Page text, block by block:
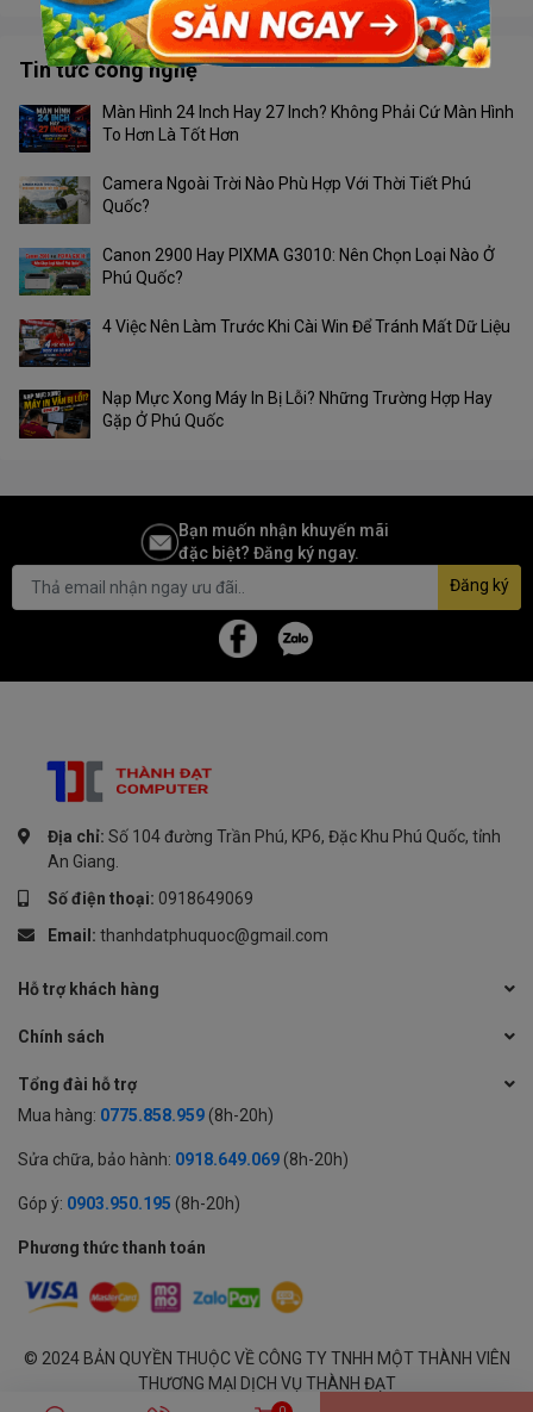
Tin tức công nghệ
Màn Hình 24 Inch Hay 27 Inch? Không Phải Cứ Màn Hình
To Hơn Là Tốt Hơn
Camera Ngoài Trời Nào Phù Hợp Với Thời Tiết Phú
Quốc?
Canon 2900 Hay PIXMA G3010: Nên Chọn Loại Nào Ở
Phú Quốc?
4 Việc Nên Làm Trước Khi Cài Win Để Tránh Mất Dữ Liệu
Nạp Mực Xong Máy In Bị Lỗi? Những Trường Hợp Hay
Gặp Ở Phú Quốc
Bạn muốn nhận khuyến mãi
đặc biệt? Đăng ký ngay.
Đăng ký
Địa chỉ: Số 104 đường Trần Phú, KP6, Đặc Khu Phú Quốc, tỉnh
An Giang.
Số điện thoại: 0918649069
Email: thanhdatphuquoc@gmail.com
Hỗ trợ khách hàng
Chính sách
Tổng đài hỗ trợ
Mua hàng: 0775.858.959 (8h-20h)
Sửa chữa, bảo hành: 0918.649.069 (8h-20h)
Góp ý: 0903.950.195 (8h-20h)
Phương thức thanh toán
© 2024 BẢN QUYỀN THUỘC VỀ CÔNG TY TNHH MỘT THÀNH VIÊN
THƯƠNG MẠI DỊCH VỤ THÀNH ĐẠT
GPĐKKD: 1701594843 cấp tại Sở KH & ĐT Tỉnh An Giang | Cung cấp